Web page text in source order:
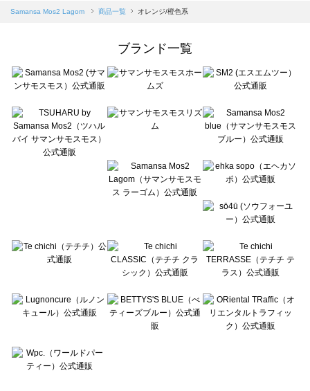
Samansa Mos2 blue（サマンサモスモス ブルー）の一覧
Te chichi（テチチ）の一覧
Te chichi CLASSIC（テチチ クラシック）の一覧
Lugnoncure（ルノンキュール）の一覧
BETTY'S BLUE（べティーズブルー）の一覧
Wpc.（ワールドパーティー）の一覧
Samansa Mos2 Lagom 商品一覧 オレンジ/橙色系
ブランド一覧